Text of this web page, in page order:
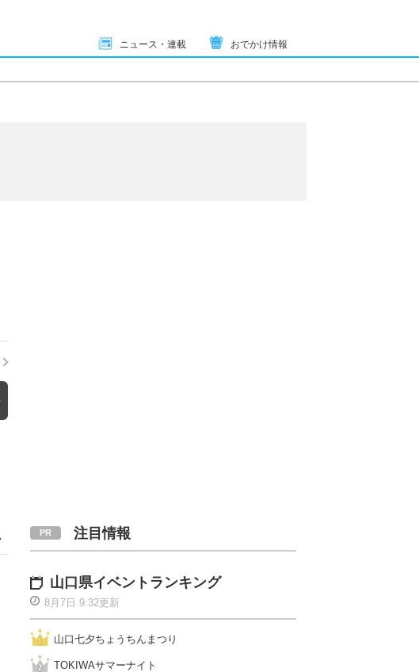
ニュース・連載 おでかけ情報
注目情報
山口県イベントランキング
8月7日 9:32更新
山口七夕ちょうちんまつり
TOKIWAサマーナイト